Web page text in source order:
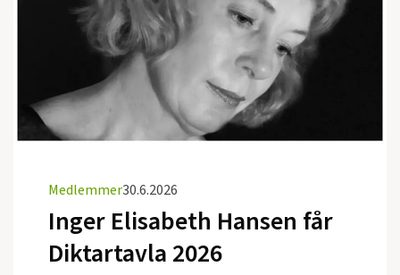
Medlemmer30.6.2026
Inger Elisabeth Hansen får
Diktartavla 2026